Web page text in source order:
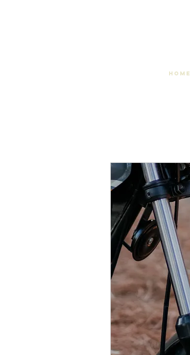
Home